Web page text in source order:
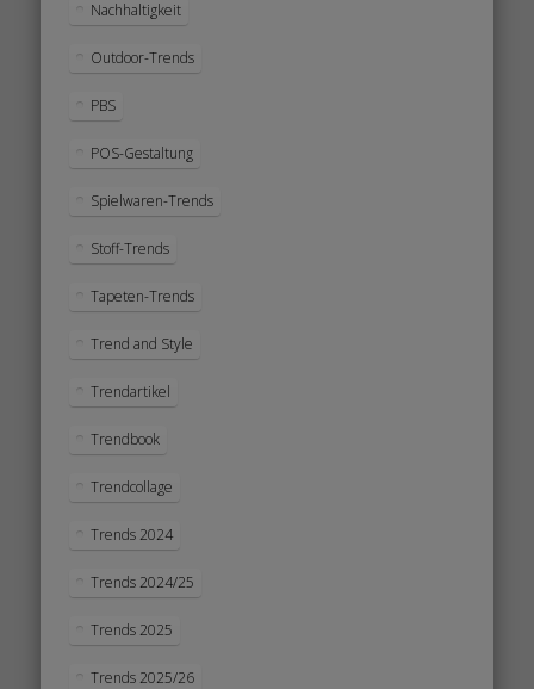
Nachhaltigkeit
Outdoor-Trends
PBS
POS-Gestaltung
Spielwaren-Trends
Stoff-Trends
Tapeten-Trends
Trend and Style
Trendartikel
Trendbook
Trendcollage
Trends 2024
Trends 2024/25
Trends 2025
Trends 2025/26